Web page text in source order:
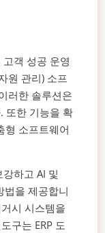
객 성공 운영
원 관리) 소프
러한 솔루션은
또한 기능을 확
형 소프트웨어
하고 AI 및
법을 제공합니
시 시스템을
구는 ERP 도